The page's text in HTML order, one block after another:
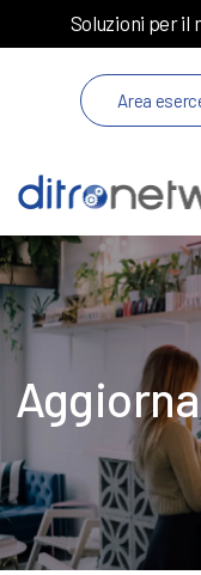
Soluzioni per il
Area